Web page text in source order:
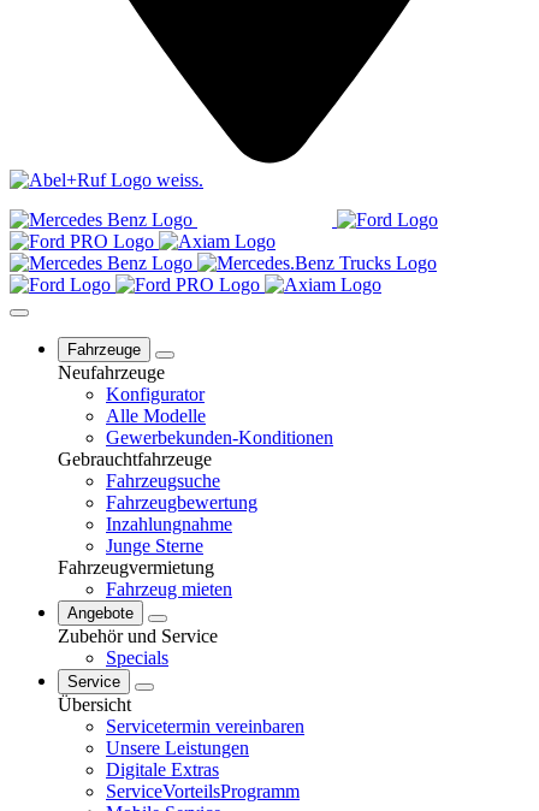
Fahrzeuge
Neufahrzeuge
Konfigurator
Alle Modelle
Gewerbekunden-Konditionen
Gebrauchtfahrzeuge
Fahrzeugsuche
Fahrzeugbewertung
Inzahlungnahme
Junge Sterne
Fahrzeugvermietung
Fahrzeug mieten
Angebote
Zubehör und Service
Specials
Service
Übersicht
Servicetermin vereinbaren
Unsere Leistungen
Digitale Extras
ServiceVorteilsProgramm